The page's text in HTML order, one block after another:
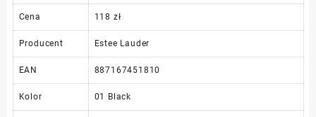
Cena 118 zł
Producent Estee Lauder
EAN 887167451810
Kolor 01 Black